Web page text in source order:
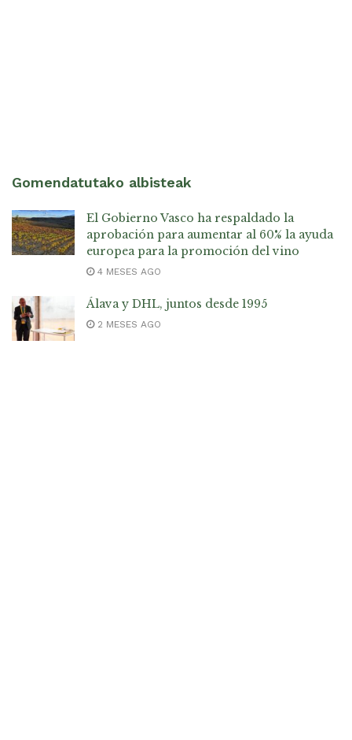
Gomendatutako albisteak
El Gobierno Vasco ha respaldado la
aprobación para aumentar al 60% la ayuda
europea para la promoción del vino
4 MESES AGO
Álava y DHL, juntos desde 1995
2 MESES AGO